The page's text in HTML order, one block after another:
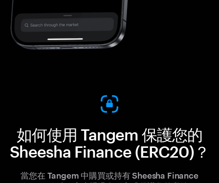
如何使用 Tangem 保護您的
Sheesha Finance (ERC20)？
當您在 Tangem 中購買或持有 Sheesha Finance